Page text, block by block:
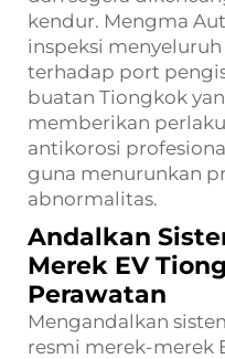
kendur. Mengma
inspeksi
terhadap port
buatan Tiongkok
memberikan
antikorosi
guna menurunkan
abnormalitas.
Andalkan
Merek EV
Perawatan
Mengandalkan
resmi merek-merek